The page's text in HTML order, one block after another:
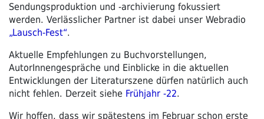
Sendungsproduktion und -archivierung fokussiert
werden. Verlässlicher Partner ist dabei unser Webradio
„Lausch-Fest“.
Aktuelle Empfehlungen zu Buchvorstellungen,
AutorInnengespräche und Einblicke in die aktuellen
Entwicklungen der Literaturszene dürfen natürlich auch
nicht fehlen. Derzeit siehe Frühjahr -22.
Wir hoffen, dass wir spätestens im Februar schon erste